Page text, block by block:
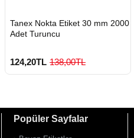
GÖNDERİ
Tanex Nokta Etiket 30 mm 2000
Adet Turuncu
124,20TL 138,00TL
Popüler Sayfalar